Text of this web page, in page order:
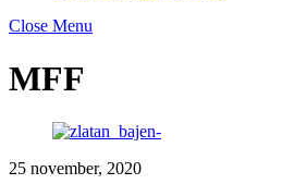
Close Menu
MFF
25 november, 2020